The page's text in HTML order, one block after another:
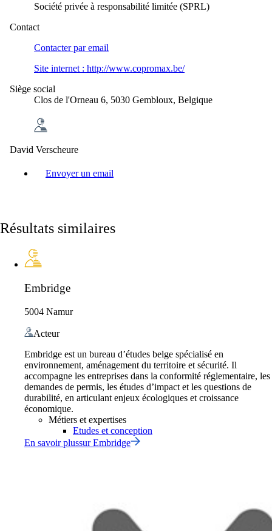
Société privée à responsabilité limitée (SPRL)
Contact
Contacter par email
Site internet : http://www.copromax.be/
Siège social
Clos de l'Orneau 6, 5030 Gembloux, Belgique
David Verscheure
Envoyer un email
Résultats similaires
Embridge
5004 Namur
Acteur
Embridge est un bureau d’études belge spécialisé en
environnement, aménagement du territoire et sécurité. Il
accompagne les entreprises dans la conformité réglementaire, les
demandes de permis, les études d’impact et les questions de
durabilité, en articulant enjeux écologiques et croissance
économique.
Métiers et expertises
Etudes et conception
En savoir plussurEmbridge